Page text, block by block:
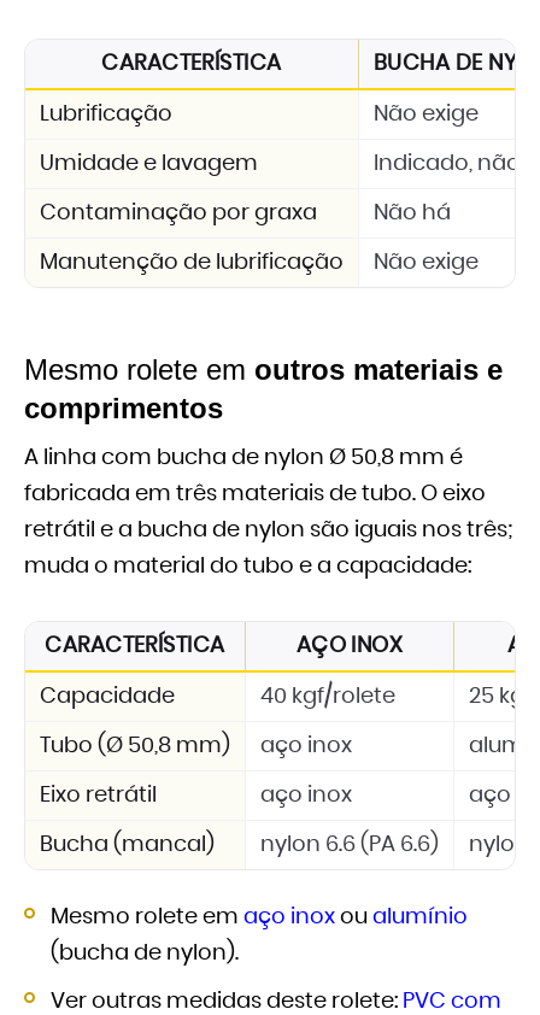
CARACTERÍSTICA BUCHA DE
Lubrificação Não exige
Umidade e lavagem Indicado, não
Contaminação por graxa Não há
Manutenção de lubrificação Não exige
Mesmo rolete em outros materiais e
comprimentos
A linha com bucha de nylon Ø 50,8 mm é
fabricada em três materiais de tubo. O eixo
retrátil e a bucha de nylon são iguais nos três;
muda o material do tubo e a capacidade:
CARACTERÍSTICA AÇO INOX
Capacidade 40 kgf/rolete 25
Tubo (Ø 50,8 mm) aço inox
Eixo retrátil aço inox aço
Bucha (mancal) nylon 6.6 (PA 6.6) nylon
Mesmo rolete em aço inox ou alumínio
(bucha de nylon).
Ver outras medidas deste rolete: PVC com